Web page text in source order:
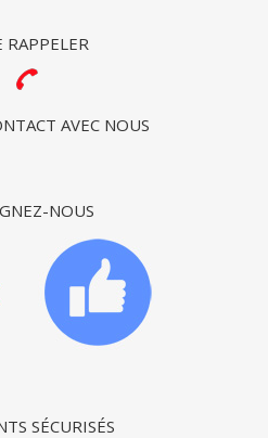
RAPPELER
AVEC NOUS
NOUS
SÉCURISÉS